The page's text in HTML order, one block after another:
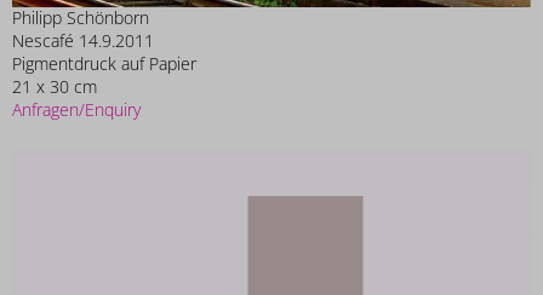
Philipp Schönborn
Nescafé 14.9.2011
Pigmentdruck auf Papier
21 x 30 cm
Anfragen/Enquiry